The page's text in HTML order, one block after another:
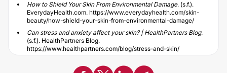
How to Shield Your Skin From Environmental Damage. (s.f.).
EverydayHealth.com. https://www.everydayhealth.com/skin-
beauty/how-shield-your-skin-from-environmental-damage/
Can stress and anxiety affect your skin? | HealthPartners Blog.
(s.f.). HealthPartners Blog.
https://www.healthpartners.com/blog/stress-and-skin/